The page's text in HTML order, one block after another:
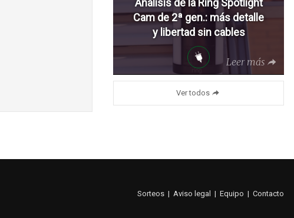
Análisis de la Ring Spotlight
Cam de 2ª gen.: más detalle
y libertad sin cables
Leer más
Ver todos
Sorteos | Aviso legal | Equipo | Contacto